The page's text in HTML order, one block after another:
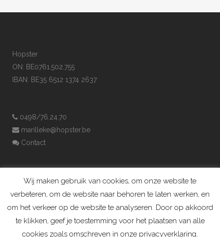
Hopster
ON: BE0761.502.755
IBAN: BE35 6512 1374 2637
0498/76.24.70
marilleke@hopster.be
Contact
Wij maken gebruik van cookies, om onze website te
verbeteren, om de website naar behoren te laten werken, en
om het verkeer op de website te analyseren. Door op akkoord
te klikken, geef je toestemming voor het plaatsen van alle
cookies zoals omschreven in onze privacyverklaring.